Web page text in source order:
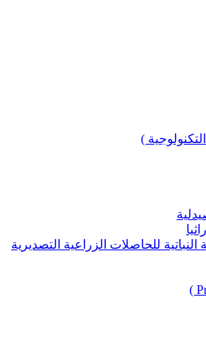
)
للحاصلات الزراعية التصديرية